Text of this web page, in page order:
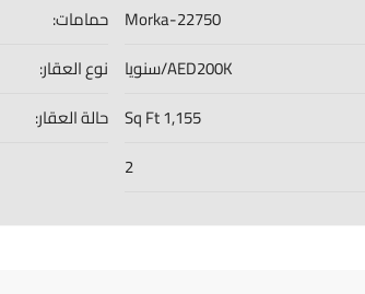
Morka-22750
AED200K/سنويا
1,155 Sq Ft
2
حمامات:
نوع العقار:
حالة العقار: